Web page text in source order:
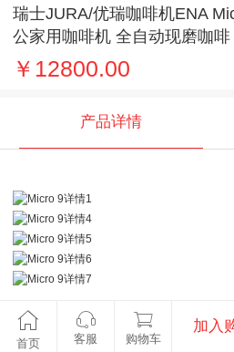
瑞士JURA/优瑞咖啡机ENA
公家用咖啡机 全自动现磨咖啡
￥12800.00
产品详情
首页 客服 购物车
加入